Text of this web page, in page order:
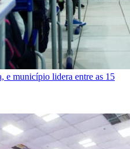
e município lidera entre as 15